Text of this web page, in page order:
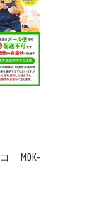
MDK-